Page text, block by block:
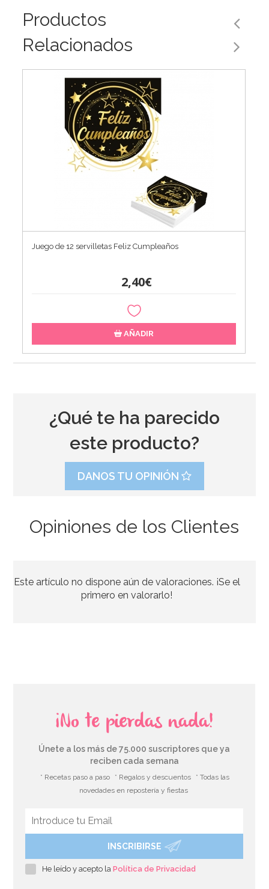
Productos
Relacionados
Juego de 12 servilletas Feliz Cumpleaños
2,40€
AÑADIR
3,40€
Juego de 6 Vasos Feliz Cumpleaños
¿Qué te ha parecido
este producto?
DANOS TU OPINIÓN
Opiniones de los Clientes
Este artículo no dispone aún de valoraciones. ¡Se el
primero en valorarlo!
¡No te pierdas nada!
Únete a los más de 75.000 suscriptores que ya
reciben cada semana
* Recetas paso a paso * Regalos y descuentos
* Todas las
novedades en repostería y fiestas
INSCRIBIRSE
He leído y acepto laPolítica de Privacidad